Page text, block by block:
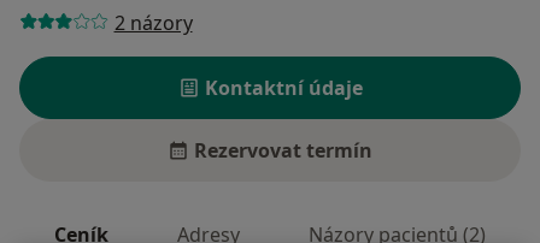
2 názory
Kontaktní údaje
Rezervovat termín
Ceník Adresy Názory pacientů (2)